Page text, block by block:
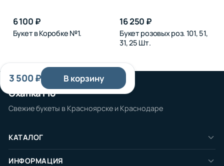
6 100 ₽
Букет в Коробке №1.
16 250 ₽
Букет розовых роз. 101, 51,
31, 25 Шт.
3 500 ₽ В корзину
Охапка Flo
Свежие букеты в Красноярске и Краснодаре
КАТАЛОГ
Розы
ИНФОРМАЦИЯ